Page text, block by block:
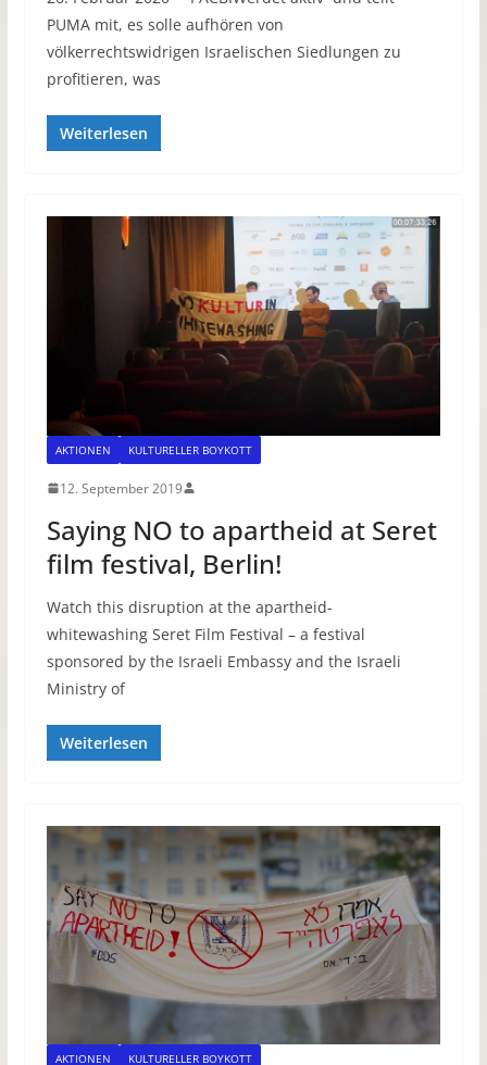
PUMA mit, es solle aufhören von
völkerrechtswidrigen Israelischen Siedlungen zu
profitieren, was
Weiterlesen
AKTIONEN KULTURELLER BOYKOTT
12. September 2019
Saying NO to apartheid at Seret
film festival, Berlin!
Watch this disruption at the apartheid-
whitewashing Seret Film Festival – a festival
sponsored by the Israeli Embassy and the Israeli
Ministry of
Weiterlesen
AKTIONEN KULTURELLER BOYKOTT